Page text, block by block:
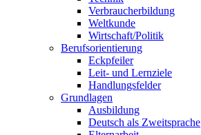
Verbraucherbildung
Weltkunde
Wirtschaft/Politik
Berufsorientierung
Eckpfeiler
Leit- und Lernziele
Handlungsfelder
Grundlagen
Ausbildung
Deutsch als Zweitsprache